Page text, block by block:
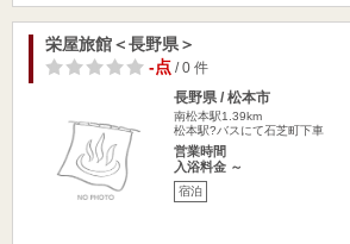
栄屋旅館＜長野県＞
-点/ 0 件
長野県 / 松本市
南松本駅1.39km
松本駅?バスにて石芝町下車
営業時間
入浴料金 ～
宿泊